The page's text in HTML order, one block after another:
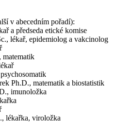
v abecedním pořadí):
a předseda etické komise
lékař, epidemiolog a vakcinolog
matematik
Ph.D., matematik a biostatistik
imunoložka
lékařka, viroložka